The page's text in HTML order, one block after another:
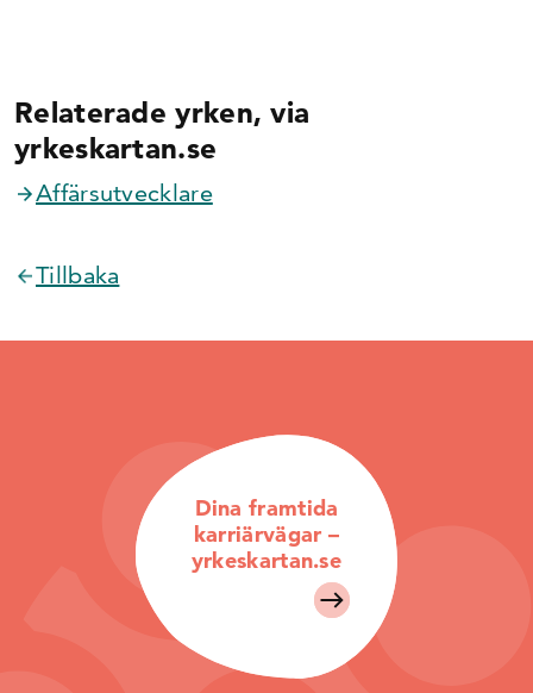
Relaterade yrken, via
yrkeskartan.se
Affärsutvecklare
Tillbaka
Dina framtida
karriärvägar –
yrkeskartan.se